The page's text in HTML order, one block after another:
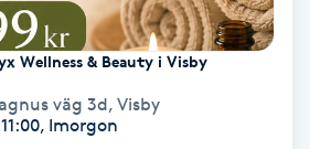
Wellness & Beauty i Visby
väg 3d, Visby
Imorgon